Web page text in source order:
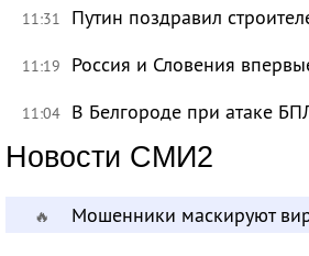
11:31 Путин поздравил
11:19 Россия и Словения
11:04 В Белгороде при атаке
Новости СМИ2
🔥 Мошенники маскируют